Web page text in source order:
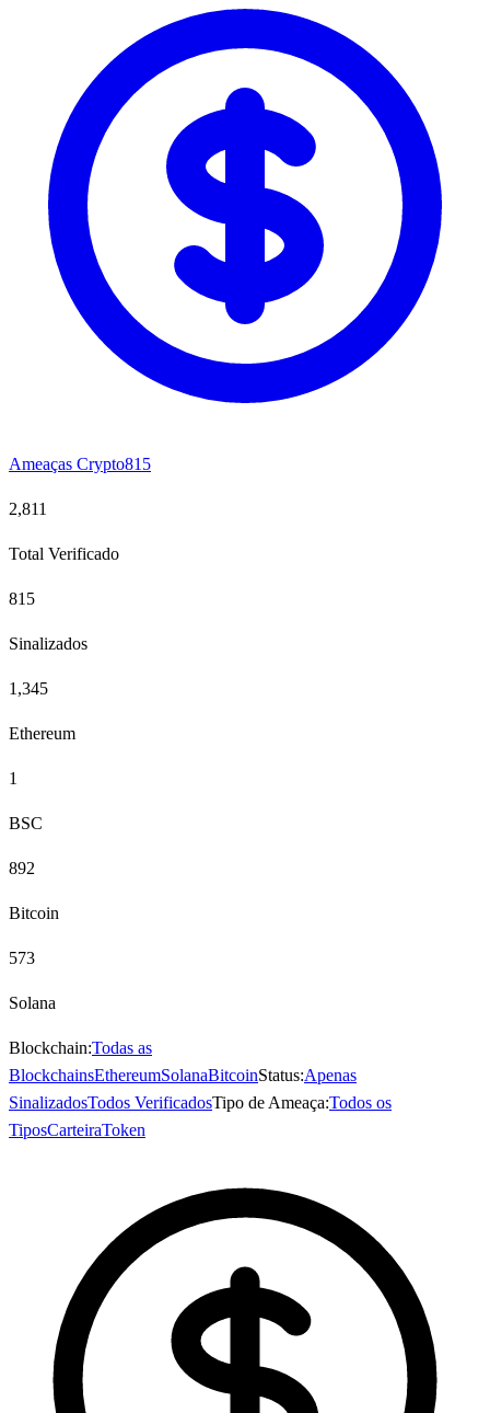
Ameaças Crypto815
2,811
Total Verificado
815
Sinalizados
1,345
Ethereum
1
BSC
892
Bitcoin
573
Solana
Blockchain:Todas as
BlockchainsEthereumSolanaBitcoinStatus:Apenas
SinalizadosTodos VerificadosTipo de Ameaça:Todos os
TiposCarteiraToken